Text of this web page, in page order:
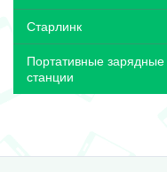
Старлинк
Портативные зарядные
станции